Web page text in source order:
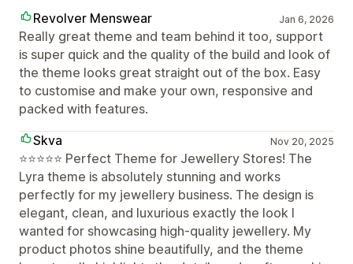
Revolver Menswear Jan 6, 2026
Really great theme and team behind it too, support
is super quick and the quality of the build and look of
the theme looks great straight out of the box. Easy
to customise and make your own, responsive and
packed with features.
Skva
Nov 20, 2025
⭐️⭐️⭐️⭐️⭐️ Perfect Theme for Jewellery Stores! The
Lyra theme is absolutely stunning and works
perfectly for my jewellery business. The design is
elegant, clean, and luxurious exactly the look I
wanted for showcasing high-quality jewellery. My
product photos shine beautifully, and the theme